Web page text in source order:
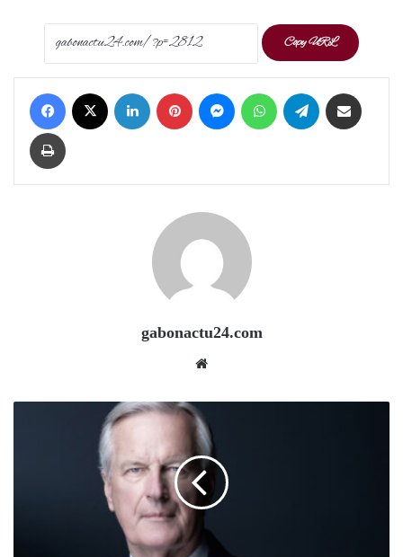
Copy URL
Facebook LinkedIn Pinterest Messenger WhatsApp Telegram
Print
gabonactu24.com